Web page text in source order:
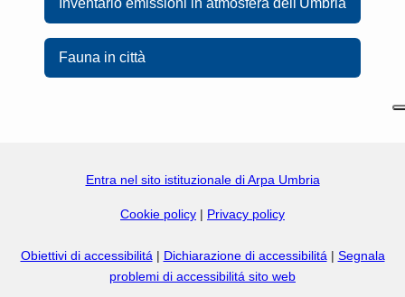
Inventario emissioni in atmosfera dell'Umbria
Fauna in città
Entra nel sito istituzionale di Arpa Umbria
Cookie policy | Privacy policy
Obiettivi di accessibilitá | Dichiarazione di accessibilitá | Segnala
problemi di accessibilitá sito web